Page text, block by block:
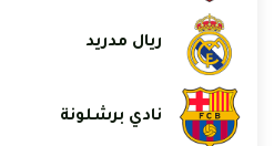
ريال مدريد
نادي برشلونة